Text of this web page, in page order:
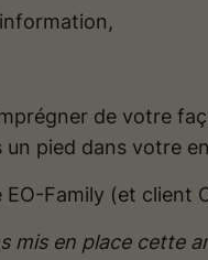
de votre
un pied dans votre
Family (et client
mis en place cette